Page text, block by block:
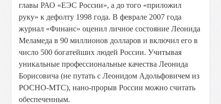
главы РАО «ЕЭС России», а до того «приложил
руку» к дефолту 1998 года. В феврале 2007 года
журнал «Финанс» оценил личное состояние Леонида
Меламеда в 90 миллионов долларов и включил его в
число 500 богатейших людей России. Учитывая
уникальные профессиональные качества Леонида
Борисовича (не путать с Леонидом Адольфовичем из
РОСНО-МТС), нано-прорыв России можно считать
обеспеченным.